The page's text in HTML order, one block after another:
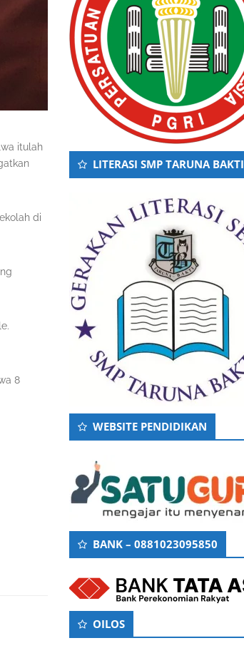
itulah
di
8
LITERASI SMP TARUNA BAKTI
WEBSITE PENDIDIKAN
BANK – 0881023095850
OILOS